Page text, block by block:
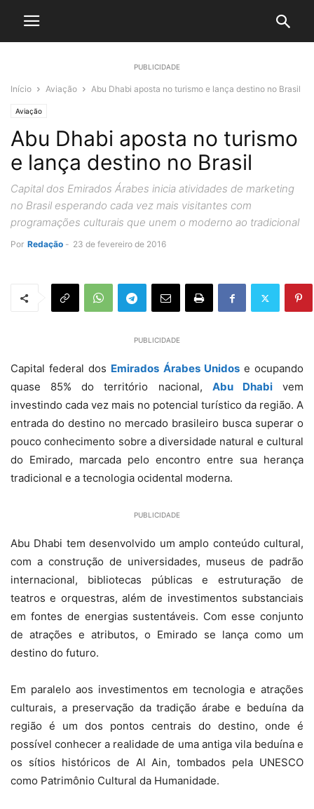
PUBLICIDADE
Início Aviação Abu Dhabi aposta no turismo e lança destino no Brasil
Aviação
Abu Dhabi aposta no turismo
e lança destino no Brasil
Capital dos Emirados Árabes inicia atividades de marketing
no Brasil esperando cada vez mais visitantes com
programações culturais que unem o moderno ao tradicional
Por Redação - 23 de fevereiro de 2016
PUBLICIDADE
Capital federal dos Emirados Árabes Unidose ocupando
quase 85% do território nacional, Abu Dhabivem
investindo cada vez mais no potencial turístico da região. A
entrada do destino no mercado brasileiro busca superar o
pouco conhecimento sobre a diversidade natural e cultural
do Emirado, marcada pelo encontro entre sua herança
tradicional e a tecnologia ocidental moderna.
PUBLICIDADE
Abu Dhabi tem desenvolvido um amplo conteúdo cultural,
com a construção de universidades, museus de padrão
internacional, bibliotecas públicas e estruturação de
teatros e orquestras, além de investimentos substanciais
em fontes de energias sustentáveis. Com esse conjunto
de atrações e atributos, o Emirado se lança como um
destino do futuro.
Em paralelo aos investimentos em tecnologia e atrações
culturais, a preservação da tradição árabe e beduína da
região é um dos pontos centrais do destino, onde é
possível conhecer a realidade de uma antiga vila beduína e
os sítios históricos de Al Ain, tombados pela UNESCO
como Patrimônio Cultural da Humanidade.